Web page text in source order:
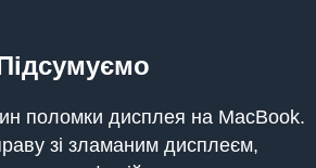
поломки дисплея на MacBook.
зі зламаним дисплеєм,